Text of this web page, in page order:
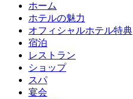
ホーム
ホテルの魅力
オフィシャルホテル特典
宿泊
レストラン
ショップ
スパ
宴会